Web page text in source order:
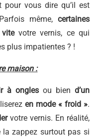
pour vous dire qu’il est
même, certaines
votre vernis, ce qui
plus impatientes ? !
maison :
à ongles ou bien d’un
en mode « froid ».
votre vernis. En réalité,
la zappez surtout pas si